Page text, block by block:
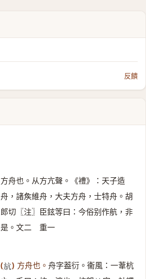
反饋
方舟也。从方亢聲。《禮》：天子造
舟，諸矦維舟，大夫方舟，士特舟。胡
郎切〖注〗臣鉉等曰：今俗别作航，非
是。文二 重一
(𣃚) 方舟也。 舟字葢衍。衞風：一葦杭